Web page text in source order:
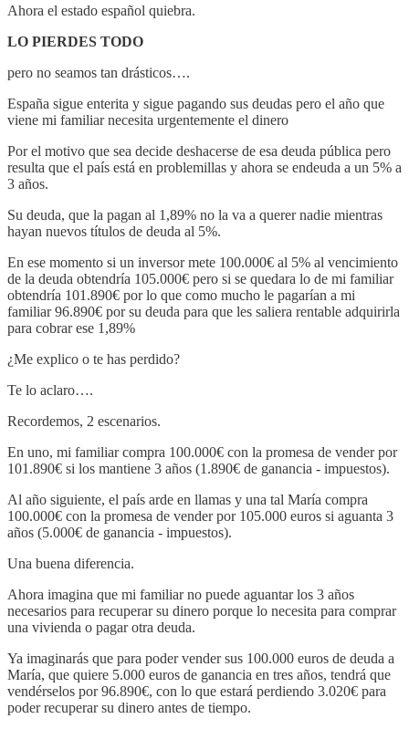
Ahora el estado español quiebra.
LO PIERDES TODO
pero no seamos tan drásticos….
España sigue enterita y sigue pagando sus deudas pero el año que
viene mi familiar necesita urgentemente el dinero
Por el motivo que sea decide deshacerse de esa deuda pública pero
resulta que el país está en problemillas y ahora se endeuda a un 5% a
3 años.
Su deuda, que la pagan al 1,89% no la va a querer nadie mientras
hayan nuevos títulos de deuda al 5%.
En ese momento si un inversor mete 100.000€ al 5% al vencimiento
de la deuda obtendría 105.000€ pero si se quedara lo de mi familiar
obtendría 101.890€ por lo que como mucho le pagarían a mi
familiar 96.890€ por su deuda para que les saliera rentable adquirirla
para cobrar ese 1,89%
¿Me explico o te has perdido?
Te lo aclaro….
Recordemos, 2 escenarios.
En uno, mi familiar compra 100.000€ con la promesa de vender por
101.890€ si los mantiene 3 años (1.890€ de ganancia - impuestos).
Al año siguiente, el país arde en llamas y una tal María compra
100.000€ con la promesa de vender por 105.000 euros si aguanta 3
años (5.000€ de ganancia - impuestos).
Una buena diferencia.
Ahora imagina que mi familiar no puede aguantar los 3 años
necesarios para recuperar su dinero porque lo necesita para comprar
una vivienda o pagar otra deuda.
Ya imaginarás que para poder vender sus 100.000 euros de deuda a
María, que quiere 5.000 euros de ganancia en tres años, tendrá que
vendérselos por 96.890€, con lo que estará perdiendo 3.020€ para
poder recuperar su dinero antes de tiempo.